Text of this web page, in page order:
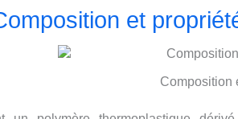
et
Composition